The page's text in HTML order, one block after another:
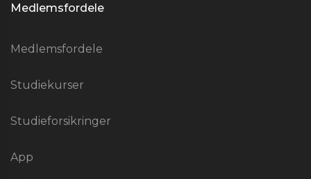
Medlemsfordele
Medlemsfordele
Studiekurser
Studieforsikringer
App